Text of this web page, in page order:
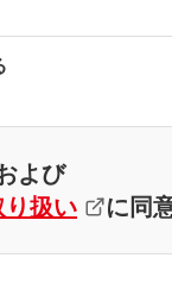
よび
り扱い
に同